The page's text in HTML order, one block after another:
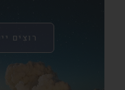
רוצים